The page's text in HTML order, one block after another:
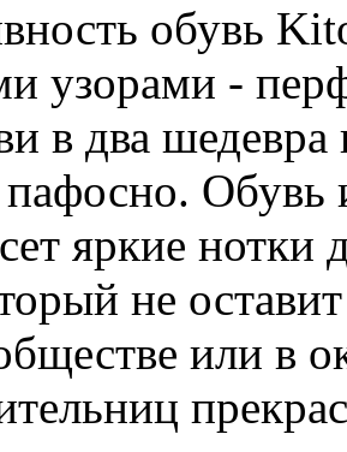
обувь
узорами -
в два шедевра
Обувь
яркие нотки
не
или в